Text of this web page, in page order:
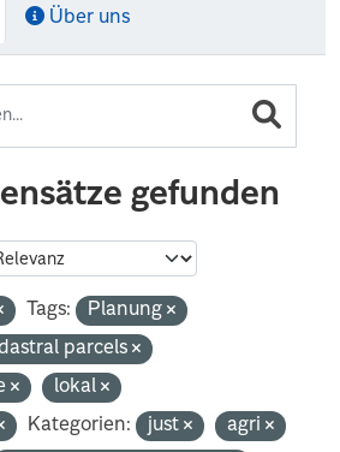
Über uns
gefunden
Tags:
Planung
parcels
lokal
Kategorien: just
agri